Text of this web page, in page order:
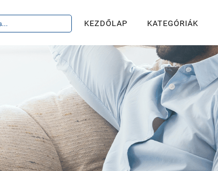
KEZDŐLAP KATEGÓRIÁK